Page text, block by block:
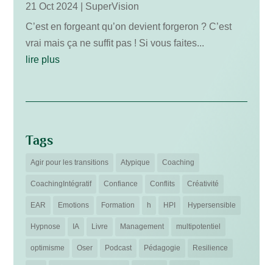
21 Oct 2024
SuperVision
C’est en forgeant qu’on devient forgeron ? C’est
vrai mais ça ne suffit pas ! Si vous faites...
lire plus
Tags
Agir pour les transitions Atypique Coaching
CoachingIntégratif Confiance Conflits Créativité
EAR Emotions Formation h HPI Hypersensible
Hypnose IA Livre Management multipotentiel
optimisme Oser Podcast Pédagogie Resilience